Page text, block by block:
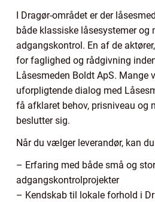
I Dragør-området er der
både klassiske låsesystemer og
adgangskontrol. En af de
for faglighed og rådgivning
Låsesmeden Boldt ApS. Mange
uforpligtende dialog med
få afklaret behov, prisniveau og
beslutter sig.
Når du vælger leverandør, kan
– Erfaring med både små og
adgangskontrolprojekter
– Kendskab til lokale forhold i